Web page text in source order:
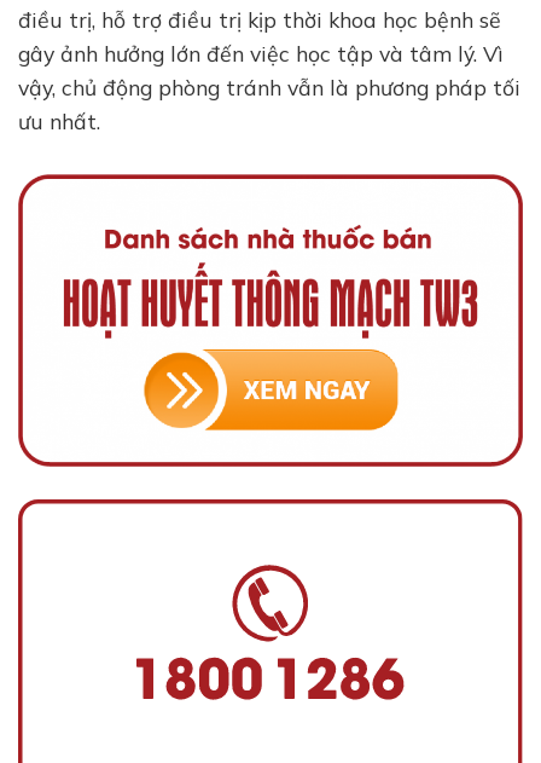
điều trị, hỗ trợ điều trị kịp thời khoa học bệnh sẽ
gây ảnh hưởng lớn đến việc học tập và tâm lý. Vì
vậy, chủ động phòng tránh vẫn là phương pháp tối
ưu nhất.